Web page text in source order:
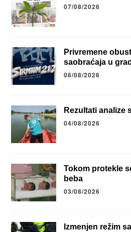
07/08/2026
Privremene
saobraćaja u
06/08/2026
Rezultati analize
04/08/2026
Tokom protekle
beba
03/08/2026
Izmenjen režim